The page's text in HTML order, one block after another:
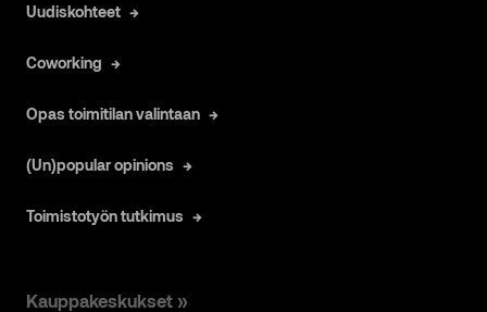
Uudiskohteet
Coworking
Opas toimitilan valintaan
(Un)popular opinions
Toimistotyön tutkimus
Kauppakeskukset »